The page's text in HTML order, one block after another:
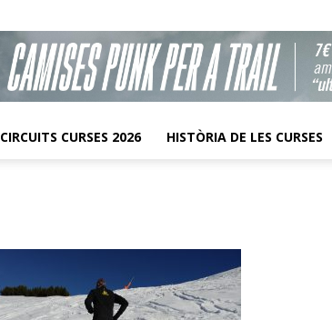
CIRCUITS CURSES 2026 HISTÒRIA DE LES CURSES